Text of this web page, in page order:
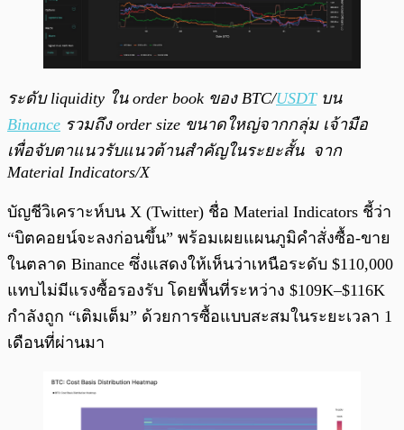
ระดับ liquidity ใน order book ของ BTC/USDTบน
Binance รวมถึง order size ขนาดใหญ่จากกลุ่ม เจ้ามือ
เพื่อจับตาแนวรับแนวต้านสำคัญในระยะสั้น จาก ​​
Material Indicators/X
บัญชีวิเคราะห์บน X (Twitter) ชื่อ Material Indicators ชี้ว่า
“บิตคอยน์จะลงก่อนขึ้น” พร้อมเผยแผนภูมิคำสั่งซื้อ-ขาย
ในตลาด Binance ซึ่งแสดงให้เห็นว่าเหนือระดับ $110,000
แทบไม่มีแรงซื้อรองรับ โดยพื้นที่ระหว่าง $109K–$116K
กำลังถูก “เติมเต็ม” ด้วยการซื้อแบบสะสมในระยะเวลา 1
เดือนที่ผ่านมา